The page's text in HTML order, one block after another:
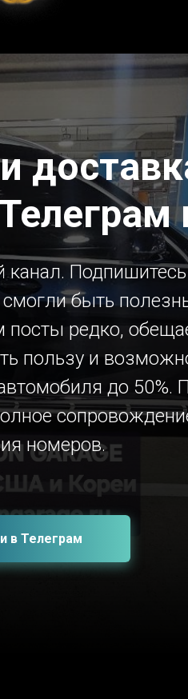
Подпишитесь
быть
посты редко,
пользу и
до 50%.
номеров.
в Телеграм